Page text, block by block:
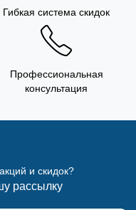
Гибкая система скидок
Профессиональная
консультация
и скидок?
рассылку